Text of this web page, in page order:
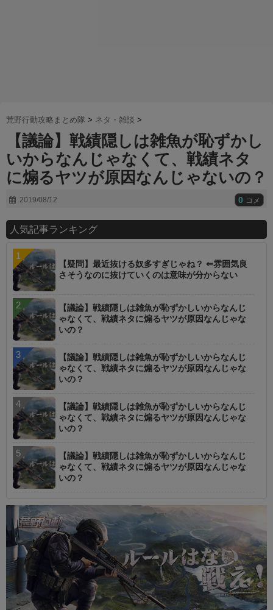
荒野行動攻略まとめ隊 > ネタ・雑談 >
【議論】戦績隠しは雑魚が恥ずかし
いからなんじゃなくて、戦績ネタ
に煽るヤツが原因なんじゃないの？
2019/08/12 0 コメ
人気記事ランキング
【疑問】最近抜ける奴多すぎじゃね？ ⇐雰囲気良
さそうなのに抜けていくのは意味が分からない
【議論】戦績隠しは雑魚が恥ずかしいからなんじ
ゃなくて、戦績ネタに煽るヤツが原因なんじゃな
いの？
【議論】戦績隠しは雑魚が恥ずかしいからなんじ
ゃなくて、戦績ネタに煽るヤツが原因なんじゃな
いの？
【議論】戦績隠しは雑魚が恥ずかしいからなんじ
ゃなくて、戦績ネタに煽るヤツが原因なんじゃな
いの？
【議論】戦績隠しは雑魚が恥ずかしいからなんじ
ゃなくて、戦績ネタに煽るヤツが原因なんじゃな
いの？